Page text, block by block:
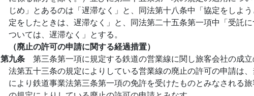
じめ」とあるのは「遅滞なく」と、同法第十八条中「協定をしよ
定をしたときは、遅滞なく」と、同法第二十五条第一項中「受託
ついては、遅滞なく」とする。
（廃止の許可の申請に関する経過措置）
第九条 第三条第一項に規定する鉄道の営業線に関し旅客会社の成
法第五十三条の規定によりしている営業線の廃止の許可の申請は
により鉄道事業法第三条第一項の免許を受けたものとみなされる